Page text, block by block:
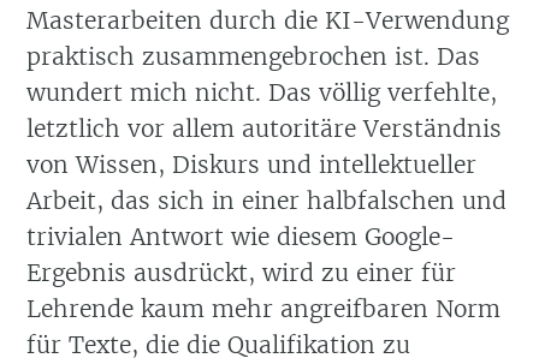
Masterarbeiten durch die KI-Verwendung
praktisch zusammengebrochen ist. Das
wundert mich nicht. Das völlig verfehlte,
letztlich vor allem autoritäre Verständnis
von Wissen, Diskurs und intellektueller
Arbeit, das sich in einer halbfalschen und
trivialen Antwort wie diesem Google-
Ergebnis ausdrückt, wird zu einer für
Lehrende kaum mehr angreifbaren Norm
für Texte, die die Qualifikation zu